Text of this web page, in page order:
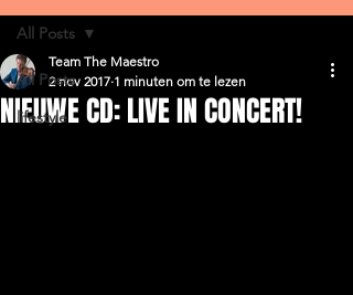
All Posts
lifestyle
All Posts
NIEUWE CD: LIVE IN CONCERT!
Team The Maestro
2 nov 2017 1 minuten om te lezen